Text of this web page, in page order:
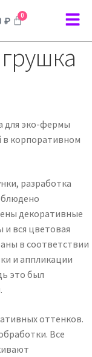
₽
0
для эко-фермы
в корпоративном
разработка
декоративные
вся цветовая
в соответствии
и аппликации
это был
оттенков.
Все